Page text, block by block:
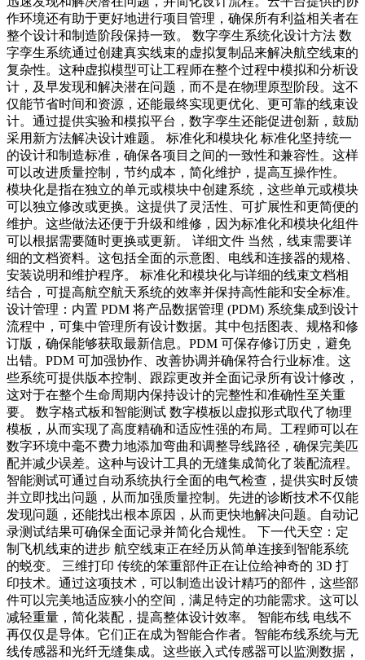
作环境还有助于更好地进行项目管理，确保所有利益相关者在
整个设计和制造阶段保持一致。 数字孪生系统化设计方法 数
字孪生系统通过创建真实线束的虚拟复制品来解决航空线束的
复杂性。这种虚拟模型可让工程师在整个过程中模拟和分析设
计，及早发现和解决潜在问题，而不是在物理原型阶段。这不
仅能节省时间和资源，还能最终实现更优化、更可靠的线束设
计。通过提供实验和模拟平台，数字孪生还能促进创新，鼓励
采用新方法解决设计难题。 标准化和模块化 标准化坚持统一
的设计和制造标准，确保各项目之间的一致性和兼容性。这样
可以改进质量控制，节约成本，简化维护，提高互操作性。
模块化是指在独立的单元或模块中创建系统，这些单元或模块
可以独立修改或更换。这提供了灵活性、可扩展性和更简便的
维护。这些做法还便于升级和维修，因为标准化和模块化组件
可以根据需要随时更换或更新。 详细文件 当然，线束需要详
细的文档资料。这包括全面的示意图、电线和连接器的规格、
安装说明和维护程序。 标准化和模块化与详细的线束文档相
结合，可提高航空航天系统的效率并保持高性能和安全标准。
设计管理：内置 PDM 将产品数据管理 (PDM) 系统集成到设计
流程中，可集中管理所有设计数据。其中包括图表、规格和修
订版，确保能够获取最新信息。PDM 可保存修订历史，避免
出错。PDM 可加强协作、改善协调并确保符合行业标准。这
些系统可提供版本控制、跟踪更改并全面记录所有设计修改，
这对于在整个生命周期内保持设计的完整性和准确性至关重
要。 数字格式板和智能测试 数字模板以虚拟形式取代了物理
模板，从而实现了高度精确和适应性强的布局。工程师可以在
数字环境中毫不费力地添加弯曲和调整导线路径，确保完美匹
配并减少误差。这种与设计工具的无缝集成简化了装配流程。
智能测试可通过自动系统执行全面的电气检查，提供实时反馈
并立即找出问题，从而加强质量控制。先进的诊断技术不仅能
发现问题，还能找出根本原因，从而更快地解决问题。自动记
录测试结果可确保全面记录并简化合规性。 下一代天空：定
制飞机线束的进步 航空线束正在经历从简单连接到智能系统
的蜕变。 三维打印 传统的笨重部件正在让位给神奇的 3D 打
印技术。通过这项技术，可以制造出设计精巧的部件，这些部
件可以完美地适应狭小的空间，满足特定的功能需求。这可以
减轻重量，简化装配，提高整体设计效率。 智能布线 电线不
再仅仅是导体。它们正在成为智能合作者。智能布线系统与无
线传感器和光纤无缝集成。这些嵌入式传感器可以监测数据，